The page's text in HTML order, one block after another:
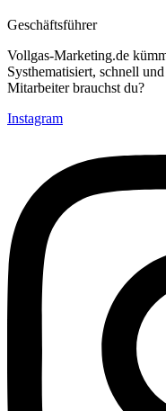
Geschäftsführer
Vollgas-Marketing.de
Systhematisiert, schnell
Mitarbeiter brauchst du?
Instagram